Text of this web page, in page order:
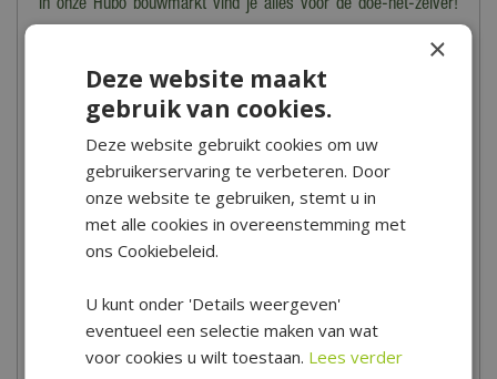
In onze Hubo bouwmarkt vind je alles voor de doe-het-zelver!
Openingstijden van de bouwmarkt
Tuincentrum De Boet is gelegen in het hart van Noord-Holland,
centraal in een driehoek tussen Hoorn, Schagen en Alkmaar.
Voor de precieze locatie en speciale openingstijden bekijk je
Maandag
09:00 - 18:00
Dinsdag
09:00 - 18:00
Woensdag
09:00 - 18:00
×
Deze website maakt
gebruik van cookies.
Deze website gebruikt cookies om uw
gebruikerservaring te verbeteren. Door
onze website te gebruiken, stemt u in
met alle cookies in overeenstemming met
ons Cookiebeleid.
U kunt onder 'Details weergeven'
eventueel een selectie maken van wat
voor cookies u wilt toestaan. Lees verder